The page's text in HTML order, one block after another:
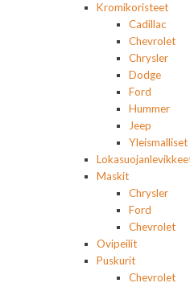
Kromikoristeet
Cadillac
Chevrolet
Chrysler
Dodge
Ford
Hummer
Jeep
Yleismalliset
Maskit
Chrysler
Ford
Chevrolet
Ovipeilit
Puskurit
Chevrolet